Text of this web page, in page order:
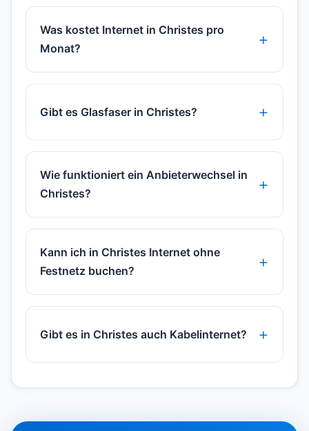
Was kostet Internet in Christes pro
Monat?
Gibt es Glasfaser in Christes?
Wie funktioniert ein Anbieterwechsel in
Christes?
Kann ich in Christes Internet ohne
Festnetz buchen?
Gibt es in Christes auch Kabelinternet?